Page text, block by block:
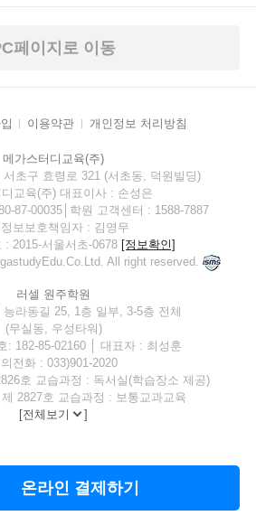
페이지로 이동
이용약관 개인정보 처리방침
메가스터디교육(주)
초구 효령로 321 (서초동, 덕원빌딩)
교육(주) 대표이사 : 손성은
87-00035│학원 고객센터 : 1588-7887
보보호책임자 : 김영무
: 2015-서울서초-0678 [정보확인]
All right reserved.
러셀 원주학원
라동길 25, 1층 일부, 3-5층 전체
(무실동, 우성타워)
: 182-85-02160 │ 대표자 : 최성훈
전화 : 033)901-2020
호 교습과정 : 독서실(학습장소 제공)
2827호 교습과정 : 보통교과교육
[전체보기 ]
온라인 결제하기